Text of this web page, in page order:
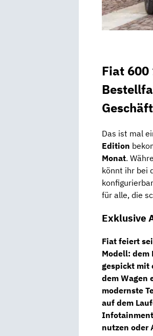
Fiat 600
Das ist mal
Edition
Monat.
könnt ihr bei
für alle, die
Exklusive
Fiat feiert
Modell: dem
gespickt mit
dem Wagen
modernste
auf dem
nutzen oder